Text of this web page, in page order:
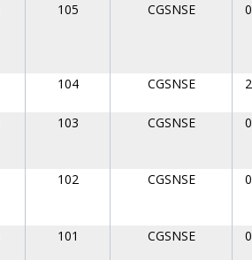
105 CGSNSE
104 CGSNSE
103 CGSNSE
102 CGSNSE
101 CGSNSE